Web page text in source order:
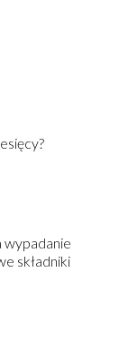
wypadanie
składniki